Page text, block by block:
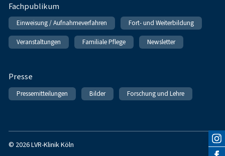
Fachpublikum
Einweisung / Aufnahmeverfahren Fort- und Weiterbildung
Veranstaltungen Familiale Pflege Newsletter
Presse
Pressemitteilungen Bilder Forschung und Lehre
© 2026 LVR-Klinik Köln